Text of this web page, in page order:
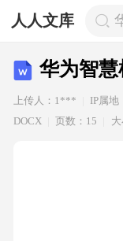
人人文库
华为智
上传人：1*** IP属地
DOCX
页数：15